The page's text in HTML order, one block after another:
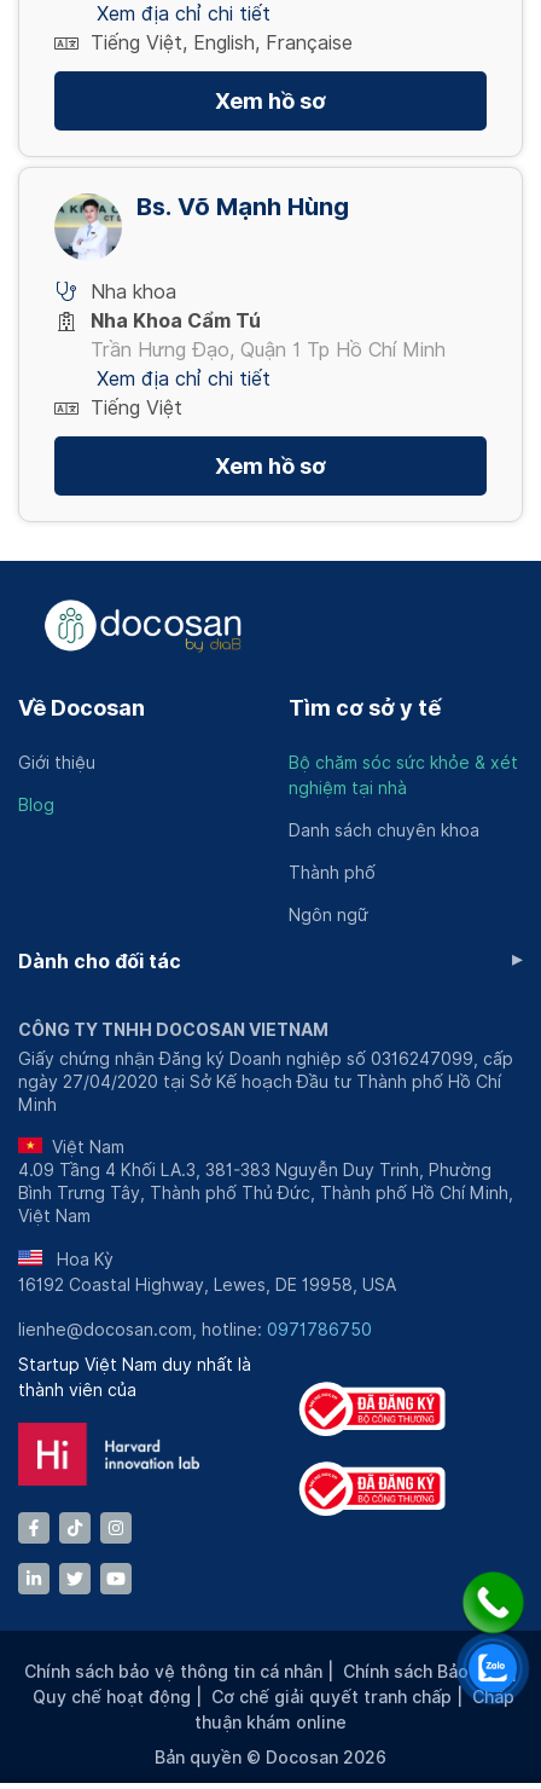
Xem địa chỉ chi tiết
Tiếng Việt, English, Française
Xem hồ sơ
Bs. Võ Mạnh Hùng
Nha khoa
Nha Khoa Cẩm Tú
Trần Hưng Đạo, Quận 1 Tp Hồ Chí Minh
Xem địa chỉ chi tiết
Tiếng Việt
Xem hồ sơ
Về Docosan
Giới thiệu
Blog
Tìm cơ sở y tế
Bộ chăm sóc sức khỏe & xét
nghiệm tại nhà
Danh sách chuyên khoa
Thành phố
Ngôn ngữ
Dành cho đối tác ▸
CÔNG TY TNHH DOCOSAN VIETNAM
Giấy chứng nhận Đăng ký Doanh nghiệp số 0316247099, cấp
ngày 27/04/2020 tại Sở Kế hoạch Đầu tư Thành phố Hồ Chí
Minh
Việt Nam
4.09 Tầng 4 Khối LA.3, 381-383 Nguyễn Duy Trinh, Phường
Bình Trưng Tây, Thành phố Thủ Đức, Thành phố Hồ Chí Minh,
Việt Nam
Hoa Kỳ
16192 Coastal Highway, Lewes, DE 19958, USA
lienhe@docosan.com, hotline: 0971786750
Startup Việt Nam duy nhất là
thành viên của
Chính sách bảo vệ thông tin cá nhân Chính sách Bảo mật |
Quy chế hoạt động
Cơ chế giải quyết tranh chấp |Chấp
thuận khám online
Bản quyền © Docosan 2026